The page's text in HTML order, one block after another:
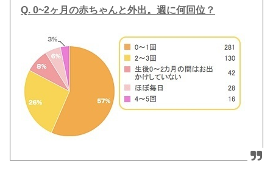
Q. 0~2ヶ月の赤ちゃんと外出。週に何回位？